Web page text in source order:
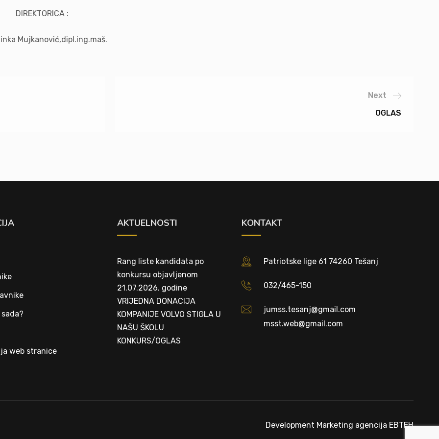
:
Next
OGLAS
web stranice
AKTUELNOSTI
Rang liste kandidata po
konkursu objavljenom
21.07.2026. godine
VRIJEDNA DONACIJA
KOMPANIJE VOLVO STIGLA U
NAŠU ŠKOLU
KONKURS/OGLAS
KONTAKT
Patriotske lige 61 74260 Tešanj
032/465-150
jumss.tesanj@gmail.com
msst.web@gmail.com
Development Marketing agencija EBTEH